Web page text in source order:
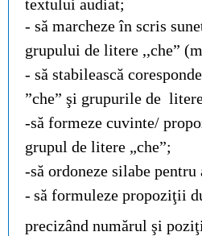
textului audiat;
- să marcheze în scris
grupului de litere ,,che”
- să stabilească
”che” şi grupurile de
-să formeze cuvinte/
grupul de litere „che”;
-să ordoneze silabe
- să formuleze propoziţii
precizând numărul şi